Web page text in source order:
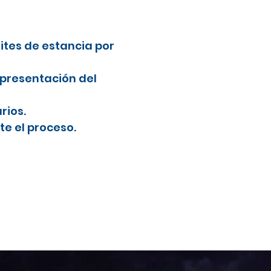
de estancia por
del
el proceso.